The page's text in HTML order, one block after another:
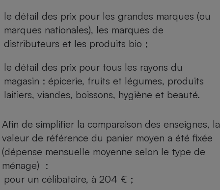
le détail des prix pour les grandes marques (ou
marques nationales), les marques de
distributeurs et les produits bio ;
le détail des prix pour tous les rayons du
magasin : épicerie, fruits et légumes, produits
laitiers, viandes, boissons, hygiène et beauté.
Afin de simplifier la comparaison des enseignes, la
valeur de référence du panier moyen a été fixée
(dépense mensuelle moyenne selon le type de
ménage) :
pour un célibataire, à 204 € ;